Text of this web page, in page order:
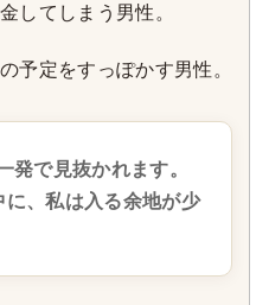
してしまう男性。
予定をすっぽかす男性。
で見抜かれます。
に、私は入る余地が少